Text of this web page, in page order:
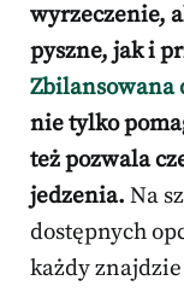
wyrzeczenie,
pyszne, jak i
Zbilansowana
nie tylko
też pozwala
jedzenia. Na
dostępnych
każdy